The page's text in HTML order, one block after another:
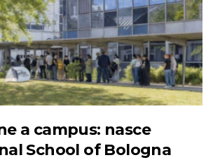
a campus: nasce
School of Bologna